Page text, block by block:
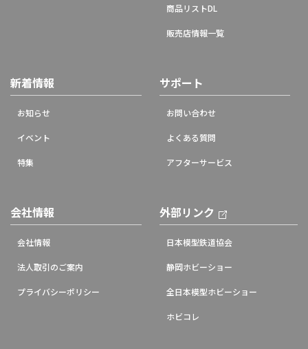
商品リストDL
販売店情報一覧
新着情報
お知らせ
イベント
特集
サポート
お問い合わせ
よくある質問
アフターサービス
会社情報
会社情報
法人取引のご案内
プライバシーポリシー
外部リンク
日本模型鉄道協会
静岡ホビーショー
全日本模型ホビーショー
ホビコレ